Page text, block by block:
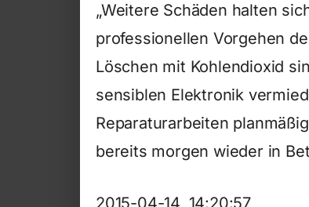
„Weitere Schäden halten
professionellen Vorgehen
Löschen mit Kohlendioxid
sensiblen Elektronik
Reparaturarbeiten
bereits morgen wieder in
2015-04-14, 14:20:57